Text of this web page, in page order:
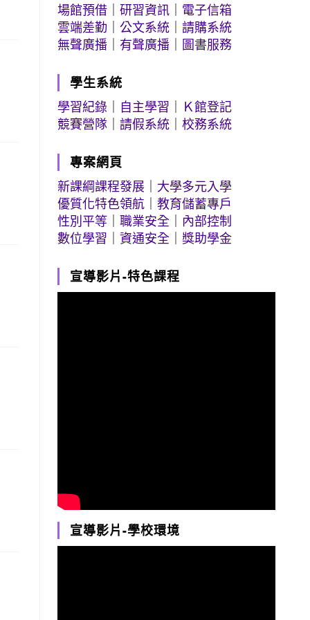
場館預借 ｜研習資訊
電子信箱
雲端差勤 ｜公文系統 ｜請購系統
無聲廣播
有聲廣播 圖書服務
學生系統
學習紀錄
自主學習
Ｋ館登記
競賽營隊 ｜請假系統 ｜校務系統
專案網頁
新課綱課程發展
大學多元入學
優質化特色領航 ｜教育儲蓄專戶
性別平等 ｜職業安全
內部控制
數位學習 ｜資通安全 ｜獎助學金
宣導影片-特色課程
宣導影片-學校環境